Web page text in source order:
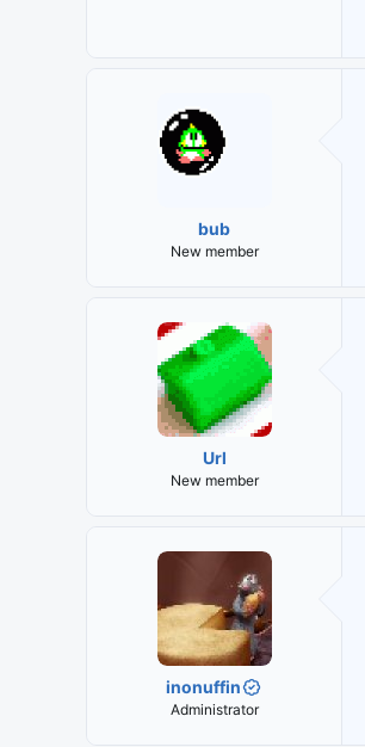
bub
New member
Url
New member
inonuffin
Administrator